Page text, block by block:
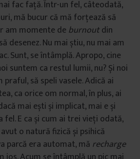
fac față. Într-un fel, câteodată,
mă bucur că mă forțează să
am momente de burnoutdin
desenez. Nu mai știu, nu mai am
Sunt, se întâmplă. Apropo, cine
suntem ca restul lumii, nu? Și noi
să speli vasele. Adică ai
ca orice om normal, în plus, ai
mai ești și implicat, mai e și
fel. E ca și cum ai trei vieți odată,
o natură fizică și psihică
parcă era automat, mă recharge